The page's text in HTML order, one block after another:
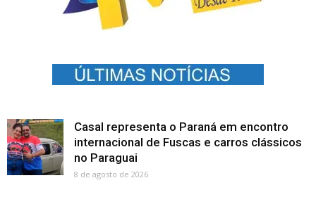
Casal representa o Paraná em encontro
internacional de Fuscas e carros clássicos
no Paraguai
8 de agosto de 2026